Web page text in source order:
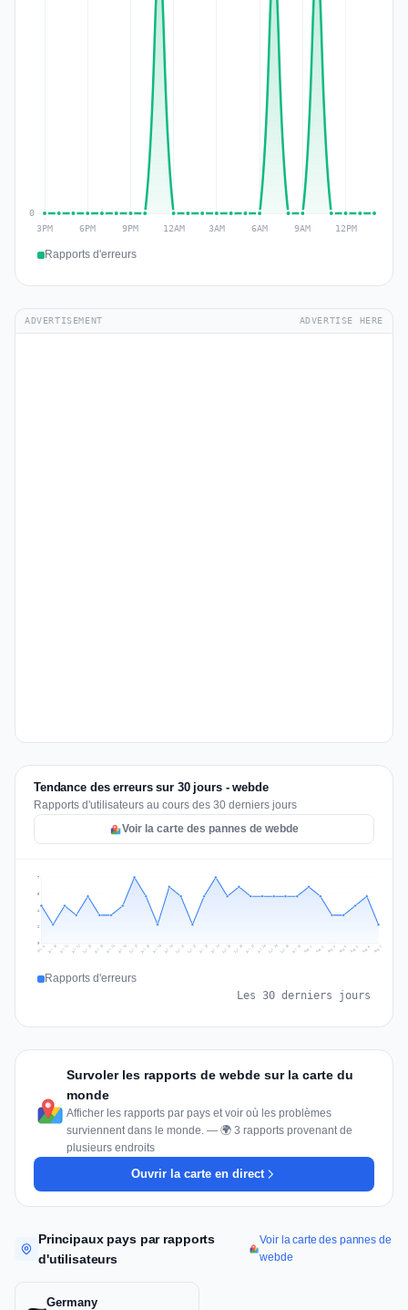
Rapports d'erreurs
ADVERTISEMENT ADVERTISE HERE
Tendance des erreurs sur 30 jours - webde
Rapports d'utilisateurs au cours des 30 derniers jours
Voir la carte des pannes de webde
2
4
5
7
Jul 9 Jul 10 Jul 11 Jul 12 Jul 13 Jul 14 Jul 15 Jul 16 Jul 17 Jul 18 Jul 19 Jul 20 Jul 21 Jul 22 Jul 23 Jul 24 Jul 25 Jul 26 Jul 27 Jul 28 Jul 29 Jul 30 Jul 31 Aug 1 Aug 2 Aug 3 Aug 4 Aug 5 Aug 6 Aug 7
Rapports d'erreurs
Les 30 derniers jours
Survoler les rapports de webde sur la carte du
monde
Afficher les rapports par pays et voir où les problèmes
surviennent dans le monde. — 🌍 3 rapports provenant de
plusieurs endroits
Ouvrir la carte en direct
Principaux pays par rapports
d'utilisateurs
Voir la carte des pannes de
webde
Germany